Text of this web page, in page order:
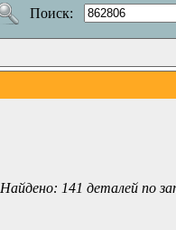
Поиск:
Найдено: 141 деталей по